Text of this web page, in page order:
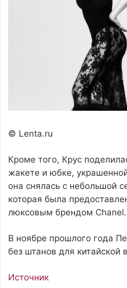
© Lenta.ru
Кроме того, Крус
жакете и юбке,
она снялась с небольшой
которая была
люксовым брендом Chanel.
В ноябре прошлого года
без штанов для китайской
Источник